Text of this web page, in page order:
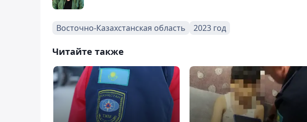
Восточно-Казахстанская область 2023 год
Читайте также